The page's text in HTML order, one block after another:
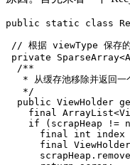
public static class
// 根据 viewType 保存的
private
SparseArray<
/**
* 从缓存池移除并返回
   */
public ViewHolder
final ArrayList<
if
( scrapHeap !=
final
int index
final ViewHolder
scrapHeap . remove